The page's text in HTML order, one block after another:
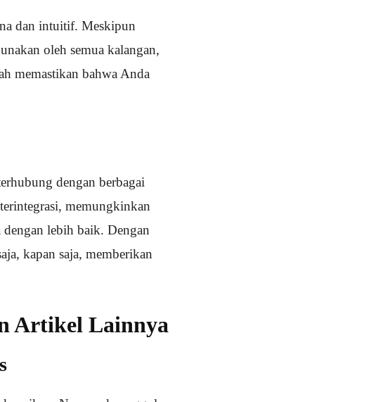
dan intuitif. Meskipun
oleh semua kalangan,
memastikan bahwa Anda
dengan berbagai
memungkinkan
lebih baik. Dengan
kapan saja, memberikan
Artikel Lainnya